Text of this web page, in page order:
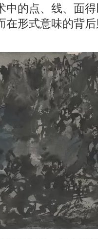
中的点、线、面
在形式意味的背